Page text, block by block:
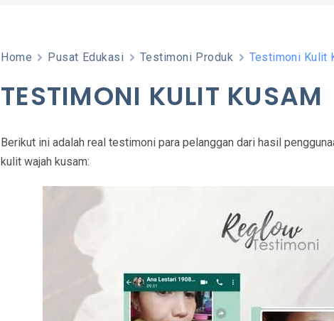
Home Pusat Edukasi Testimoni Produk Testimoni Kulit
TESTIMONI KULIT KUSAM
Berikut ini adalah real testimoni para pelanggan dari hasil
kulit wajah kusam: